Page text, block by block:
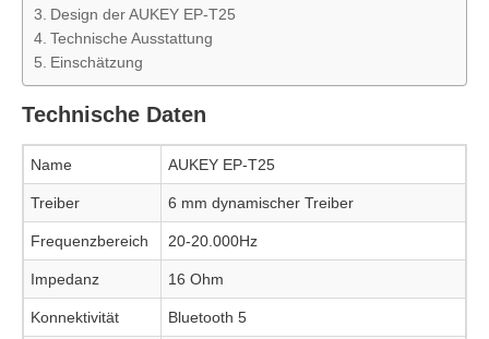
Design der AUKEY EP-T25
Technische Ausstattung
Einschätzung
Technische Daten
Name AUKEY EP-T25
Treiber 6 mm dynamischer Treiber
Frequenzbereich 20-20.000Hz
Impedanz 16 Ohm
Konnektivität Bluetooth 5